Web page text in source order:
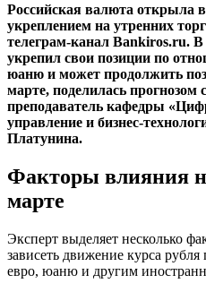
Российская валюта открыла
укреплением на утренних
телеграм-канал Bankiros.ru. В
укрепил свои позиции по
юаню и может продолжить
марте, поделилась
преподаватель кафедры
управление и бизнес-
Платунина.
Факторы влияния
марте
Эксперт выделяет несколько
зависеть движение курса
евро, юаню и другим